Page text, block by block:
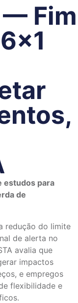
Fim
estudos para
de
redução do limite
de alerta no
avalia que
impactos
e empregos
flexibilidade e